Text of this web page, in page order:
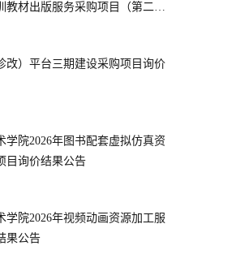
教材出版服务采购项目（第二
改）平台三期建设采购项目询价
学院2026年图书配套虚拟仿真资
目询价结果公告
学院2026年视频动画资源加工服
果公告